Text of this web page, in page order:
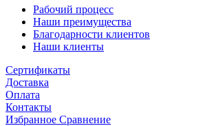
Рабочий процесс
Наши преимущества
Благодарности клиентов
Наши клиенты
Сертификаты
Доставка
Оплата
Контакты
Избранное Сравнение